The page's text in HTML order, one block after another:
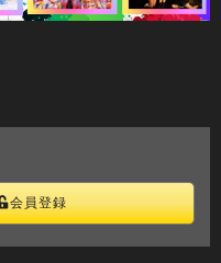
会員登録